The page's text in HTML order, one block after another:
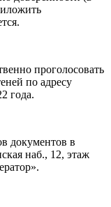
проголосовать
по адресу
года.
документов в
наб., 12, этаж